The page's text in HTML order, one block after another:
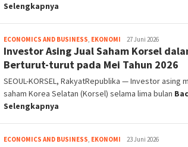
Selengkapnya
ECONOMICS AND BUSINESS, EKONOMI Redaktur
Pelaksana
27 Juni 2026
Investor Asing Jual Saham Korsel
Berturut-turut pada Mei Tahun 2026
SEOUL-KORSEL, RakyatRepublika — Investor asing
saham Korea Selatan (Korsel) selama lima bulan
Selengkapnya
ECONOMICS AND BUSINESS, EKONOMI Redaktur
23 Juni 2026